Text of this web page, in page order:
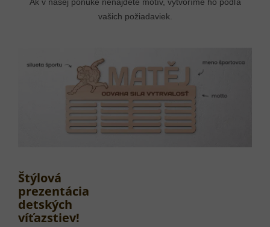
Ak v našej ponuke nenájdete motív, vytvoríme ho podľa
vašich požiadaviek.
Štýlová
prezentácia
detských
víťazstiev!